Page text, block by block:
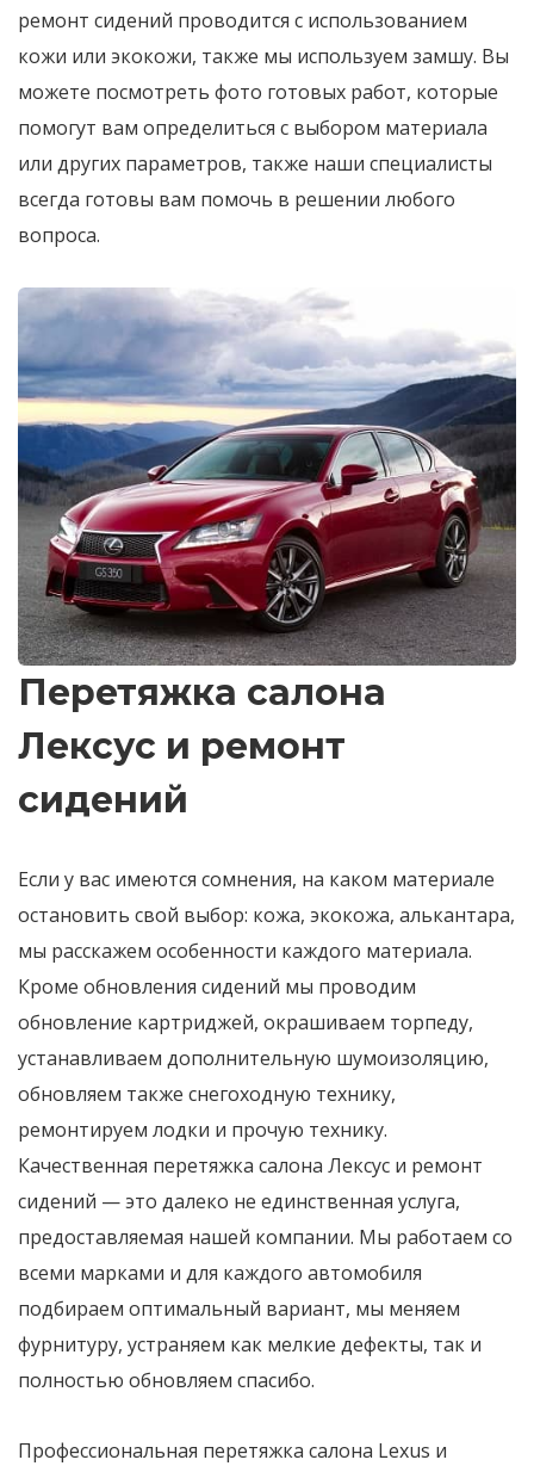
ремонт сидений проводится с использованием
кожи или экокожи, также мы используем замшу. Вы
можете посмотреть фото готовых работ, которые
помогут вам определиться с выбором материала
или других параметров, также наши специалисты
всегда готовы вам помочь в решении любого
вопроса.
Перетяжка салона
Лексус и ремонт
сидений
Если у вас имеются сомнения, на каком материале
остановить свой выбор: кожа, экокожа, алькантара,
мы расскажем особенности каждого материала.
Кроме обновления сидений мы проводим
обновление картриджей, окрашиваем торпеду,
устанавливаем дополнительную шумоизоляцию,
обновляем также снегоходную технику,
ремонтируем лодки и прочую технику.
Качественная перетяжка салона Лексус и ремонт
сидений — это далеко не единственная услуга,
предоставляемая нашей компании. Мы работаем со
всеми марками и для каждого автомобиля
подбираем оптимальный вариант, мы меняем
фурнитуру, устраняем как мелкие дефекты, так и
полностью обновляем спасибо.
Профессиональная перетяжка салона Lexus и